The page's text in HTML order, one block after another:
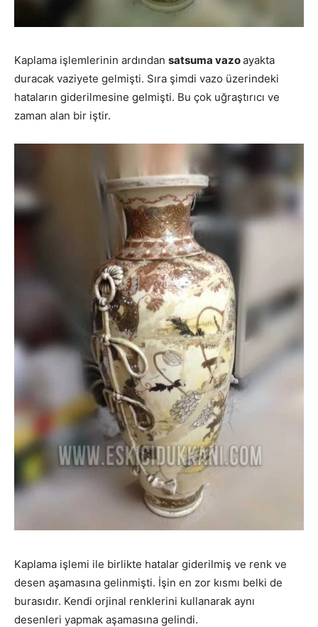
Kaplama işlemlerinin ardından satsuma vazoayakta
duracak vaziyete gelmişti. Sıra şimdi vazo üzerindeki
hataların giderilmesine gelmişti. Bu çok uğraştırıcı ve
zaman alan bir iştir.
Kaplama işlemi ile birlikte hatalar giderilmiş ve renk ve
desen aşamasına gelinmişti. İşin en zor kısmı belki de
burasıdır. Kendi orjinal renklerini kullanarak aynı
desenleri yapmak aşamasına gelindi.